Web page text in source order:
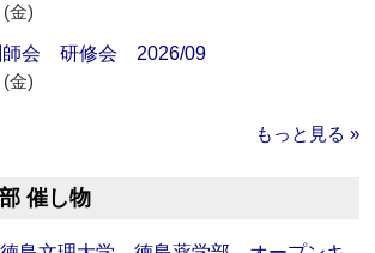
金)
師会 研修会 2026/09
金)
もっと見る »
催し物